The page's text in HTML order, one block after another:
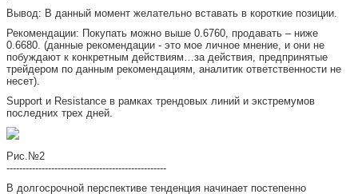
Вывод: В данный момент желательно вставать в короткие позиции.
Рекомендации: Покупать можно выше 0.6760, продавать – ниже
0.6680. (данные рекомендации - это мое личное мнение, и они не
побуждают к конкретным действиям…за действия, предпринятые
трейдером по данным рекомендациям, аналитик ответственности не
несет).
Support и Resistance в рамках трендовых линий и экстремумов
последних трех дней.
Рис.№2
--------------------------------------------------
В долгосрочной перспективе тенденция начинает постепенно